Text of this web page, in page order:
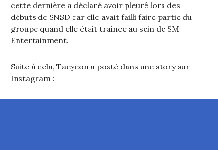
cette dernière a déclaré avoir pleuré lors des
débuts de SNSD car elle avait failli faire partie du
groupe quand elle était trainee au sein de SM
Entertainment.
Suite à cela, Taeyeon a posté dans une story sur
Instagram :